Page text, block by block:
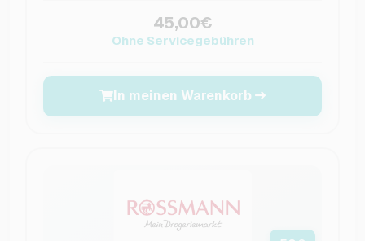
45,00€
Ohne Servicegebühren
In meinen Warenkorb